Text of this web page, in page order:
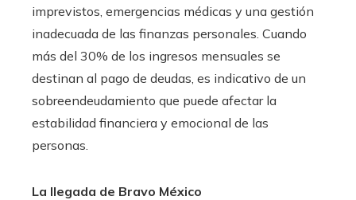
imprevistos, emergencias médicas y una gestión
inadecuada de las finanzas personales. Cuando
más del 30% de los ingresos mensuales se
destinan al pago de deudas, es indicativo de un
sobreendeudamiento que puede afectar la
estabilidad financiera y emocional de las
personas.​
La llegada de Bravo México